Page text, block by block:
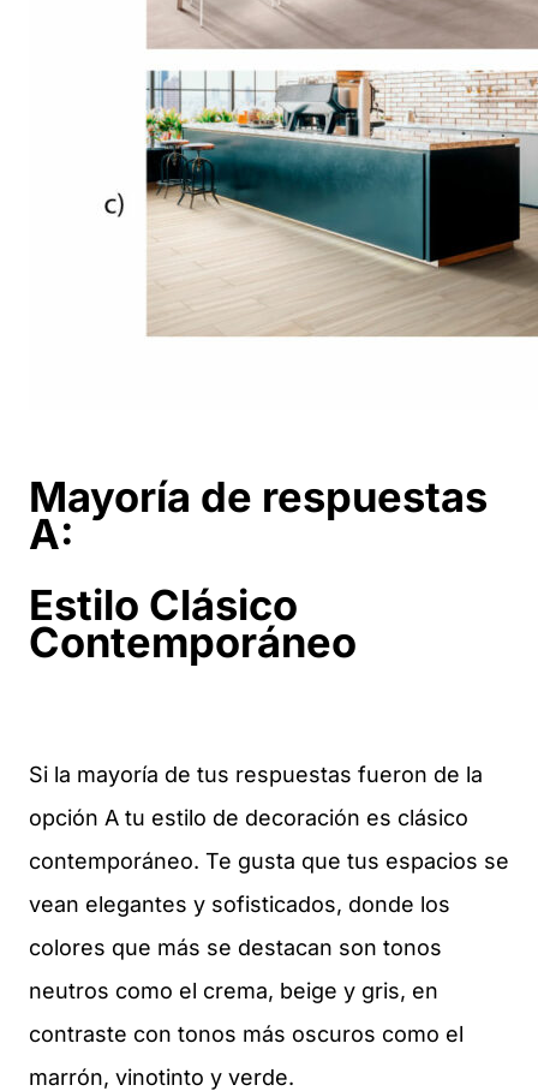
Mayoría de respuestas
A:
Estilo Clásico
Contemporáneo
Si la mayoría de tus respuestas fueron de la
opción A tu estilo de decoración es clásico
contemporáneo. Te gusta que tus espacios se
vean elegantes y sofisticados, donde los
colores que más se destacan son tonos
neutros como el crema, beige y gris, en
contraste con tonos más oscuros como el
marrón, vinotinto y verde.